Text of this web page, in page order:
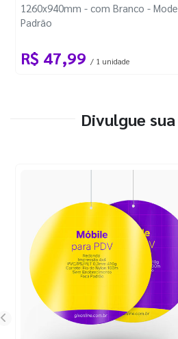
1260x940mm - com Branco -
Padrão
R$ 47,99 / 1 unidade
Divulgue